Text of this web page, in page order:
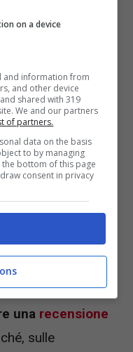
installatosoftware
su un
In realtà il suo
sullo
una pausa
quello che aveva
rappresentante
ombra di
stava facendo
una recensione
sulle
on a device
and information from
and other device
shared with 319
We and our partners
of partners.
data on the basis
to by managing
bottom of this page
consent in privacy